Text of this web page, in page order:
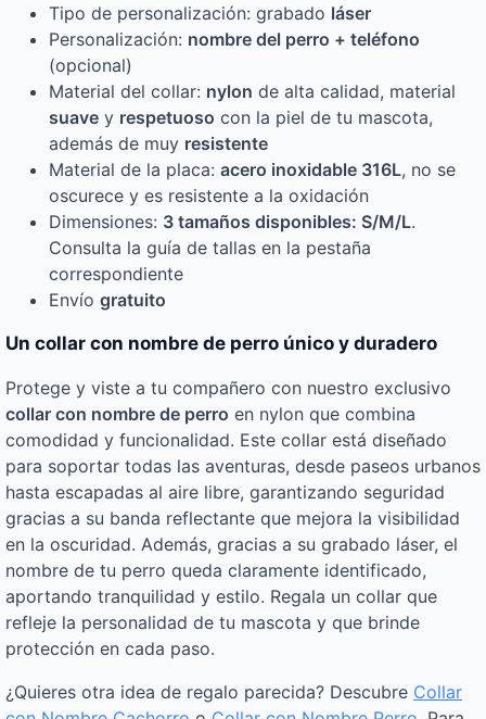
Tipo de personalización: grabado láser
Personalización: nombre del perro + teléfono
(opcional)
Material del collar: nylon de alta calidad, material
suave y respetuoso con la piel de tu mascota,
además de muy resistente
Material de la placa: acero inoxidable 316L, no se
oscurece y es resistente a la oxidación
Dimensiones: 3 tamaños disponibles: S/M/L.
Consulta la guía de tallas en la pestaña
correspondiente
Envío gratuito
Un collar con nombre de perro único y duradero
Protege y viste a tu compañero con nuestro exclusivo
collar con nombre de perro en nylon que combina
comodidad y funcionalidad. Este collar está diseñado
para soportar todas las aventuras, desde paseos urbanos
hasta escapadas al aire libre, garantizando seguridad
gracias a su banda reflectante que mejora la visibilidad
en la oscuridad. Además, gracias a su grabado láser, el
nombre de tu perro queda claramente identificado,
aportando tranquilidad y estilo. Regala un collar que
refleje la personalidad de tu mascota y que brinde
protección en cada paso.
¿Quieres otra idea de regalo parecida? Descubre Collar